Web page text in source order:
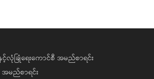
လုံခြုံရေးကောင်စီ အမည်စာရင်း
မည်စာရင်း